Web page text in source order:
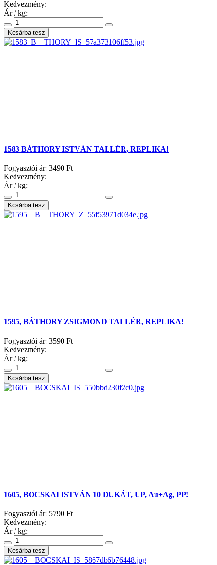
Kedvezmény:
Ár / kg:
1583 BÁTHORY ISTVÁN TALLÉR, REPLIKA!
Fogyasztói ár: 3490 Ft
Kedvezmény:
Ár / kg:
1595, BÁTHORY ZSIGMOND TALLÉR, REPLIKA!
Fogyasztói ár: 3590 Ft
Kedvezmény:
Ár / kg:
1605, BOCSKAI ISTVÁN 10 DUKÁT, UP, Au+Ag, PP!
Fogyasztói ár: 5790 Ft
Kedvezmény:
Ár / kg: